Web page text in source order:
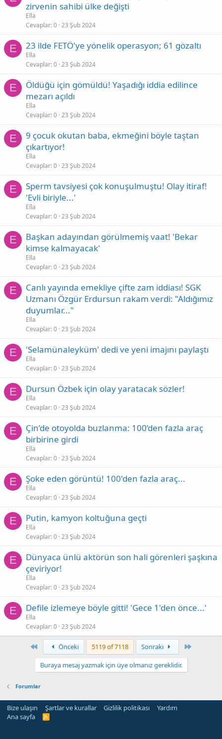
zirvenin sahibi ülke değişti
Ella
Cevaplar 0 23 Şub 2024
E 23 ilde FETÖ'ye yönelik operasyon; 61 gözaltı
Ella
Cevaplar 0 23 Şub 2024
E
Öldüğü için gömüldü! Yaşadığı iddia edilince
mezarı açıldı
Ella
Cevaplar 0 23 Şub 2024
E
9 çocuk okutan baba, ekmeğini böyle taştan
çıkartıyor!
Ella
Cevaplar 0 23 Şub 2024
E
Sperm tavsiyesi çok konuşulmuştu! Olay itiraf!
'Evli biriyle...'
Ella
Cevaplar 0 23 Şub 2024
E
Başkan adayından görülmemiş vaat! 'Bekar
kimse kalmayacak'
Ella
Cevaplar 0 23 Şub 2024
E
Canlı yayında emekliye çifte zam iddiası! SGK
Uzmanı Özgür Erdursun rakam verdi: "Aldığımız
duyumlar..."
Ella
Cevaplar 0 23 Şub 2024
E 'Selamünaleyküm' dedi ve yeni imajını paylaştı
Ella
Cevaplar 0 23 Şub 2024
E Dursun Özbek için olay yaratacak sözler!
Ella
Cevaplar 0 23 Şub 2024
E
Çin’de otoyolda buzlanma: 100’den fazla araç
birbirine girdi
Ella
Cevaplar 0 23 Şub 2024
E Şoke eden görüntü! 100'den fazla araç...
Ella
Cevaplar 0 23 Şub 2024
E Putin, kamyon koltuğuna geçti
Ella
Cevaplar 0 23 Şub 2024
E
Dünyaca ünlü aktörün son hali görenleri şaşkına
çeviriyor!
Ella
Cevaplar 0 23 Şub 2024
E Defile izlemeye böyle gitti! 'Gece 1'den önce...'
Ella
Cevaplar 0 23 Şub 2024
Önceki 5119 of 7118 Sonraki
Buraya mesaj yazmak için üye olmanız gereklidir.
Forumlar
Bize ulaşın Şartlar ve kurallar Gizlilik politikası
Yardım
Ana sayfa
R